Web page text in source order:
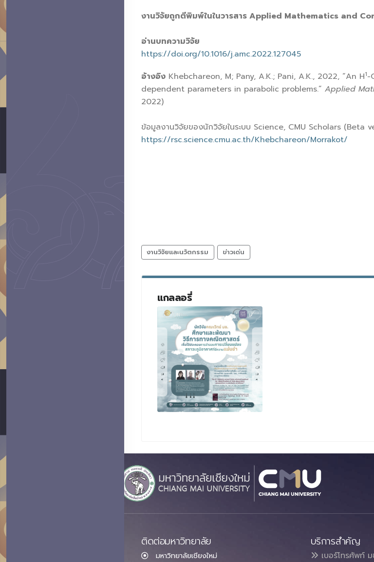
งานวิจัยถูกตีพิมพ์ในในวารสาร Applied Mathematics and
อ่านบทความวิจัย
https://doi.org/10.1016/j.amc.2022.127045
อ้างอิง Khebchareon, M; Pany, A.K.; Pani, A.K., 2022, “An H1-
dependent parameters in parabolic problems.” Applied
2022)
ข้อมูลงานวิจัยของนักวิจัยในระบบ Science, CMU Scholars (Beta
https://rsc.science.cmu.ac.th/Khebchareon/Morrakot/
งานวิจัยและนวัตกรรม ข่าวเด่น
แกลลอรี่
ติดต่อมหาวิทยาลัย
มหาวิทยาลัยเชียงใหม่
บริการสำคัญ
เบอร์โทรศัพท์ ม